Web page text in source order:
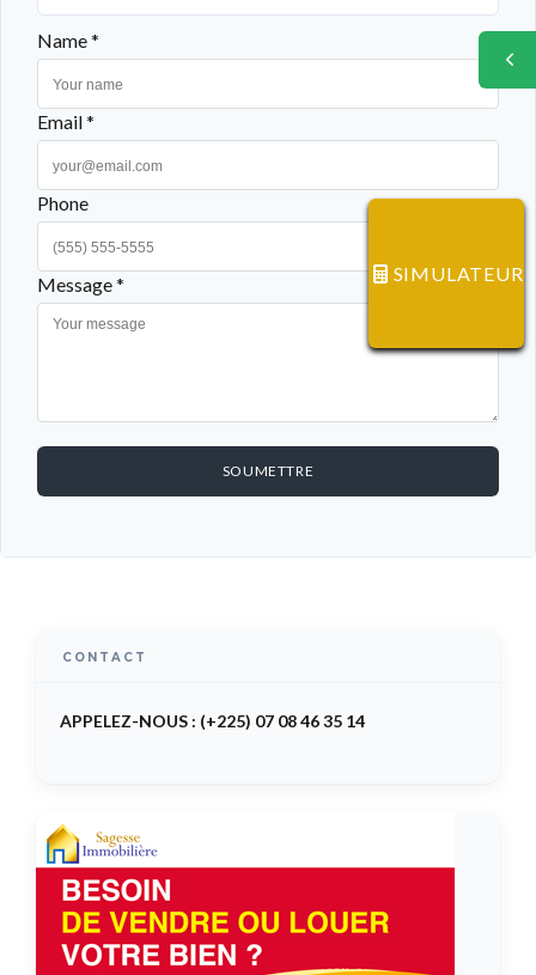
Name *
Email *
Phone
Message *
SOUMETTRE
CONTACT
APPELEZ-NOUS : (+225) 07 08 46 35 14
SIMULATEUR